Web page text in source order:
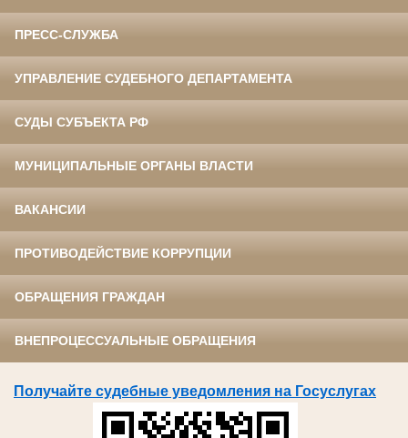
ПРЕСС-СЛУЖБА
УПРАВЛЕНИЕ СУДЕБНОГО ДЕПАРТАМЕНТА
СУДЫ СУБЪЕКТА РФ
МУНИЦИПАЛЬНЫЕ ОРГАНЫ ВЛАСТИ
ВАКАНСИИ
ПРОТИВОДЕЙСТВИЕ КОРРУПЦИИ
ОБРАЩЕНИЯ ГРАЖДАН
ВНЕПРОЦЕССУАЛЬНЫЕ ОБРАЩЕНИЯ
Получайте судебные уведомления на Госуслугах